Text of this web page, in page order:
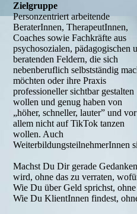
Zielgruppe
Personzentriert arbeitende
BeraterInnen, TherapeutInnen,
Coaches sowie Fachkräfte aus
psychosozialen, pädagogischen
beratenden Feldern, die sich
nebenberuflich selbstständig
möchten oder ihre Praxis
professioneller sichtbar gestalten
wollen und genug haben von
„höher, schneller, lauter” und vor
allem nicht auf TikTok tanzen
wollen. Auch
WeiterbildungsteilnehmerInnen
Machst Du Dir gerade
wird, ohne das zu verraten,
Wie Du über Geld sprichst,
Wie Du KlientInnen findest,